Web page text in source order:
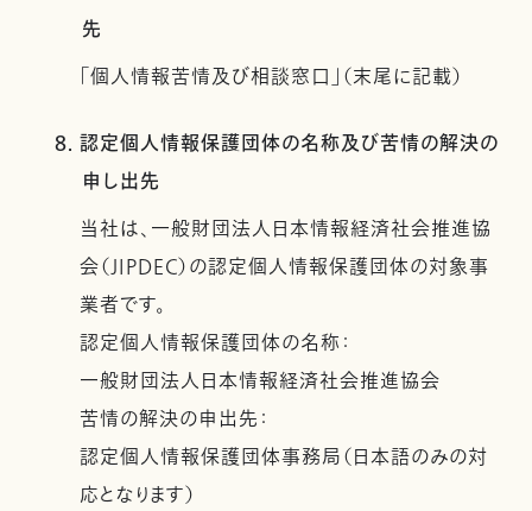
先
「個人情報苦情及び相談窓口」（末尾に記載）
8. 認定個人情報保護団体の名称及び苦情の解決の
申し出先
当社は、一般財団法人日本情報経済社会推進協
会（JIPDEC）の認定個人情報保護団体の対象事
業者です。
認定個人情報保護団体の名称：
一般財団法人日本情報経済社会推進協会
苦情の解決の申出先：
認定個人情報保護団体事務局（日本語のみの対
応となります）